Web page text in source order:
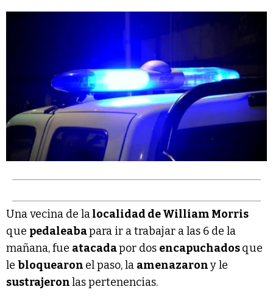
Una vecina de lalocalidad de William Morris
que pedaleabapara ir a trabajar a las 6 de la
mañana, fue atacadapor dos encapuchadosque
le bloquearon el paso, la amenazarony le
sustrajeronlas pertenencias.